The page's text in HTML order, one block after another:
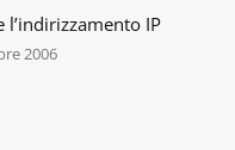
l’indirizzamento IP
2006